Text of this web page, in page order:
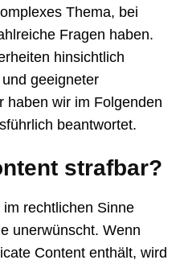
Thema, bei
Fragen haben.
hinsichtlich
geeigneter
haben wir im Folgenden
beantwortet.
strafbar?
rechtlichen Sinne
unerwünscht. Wenn
Content enthält, wird